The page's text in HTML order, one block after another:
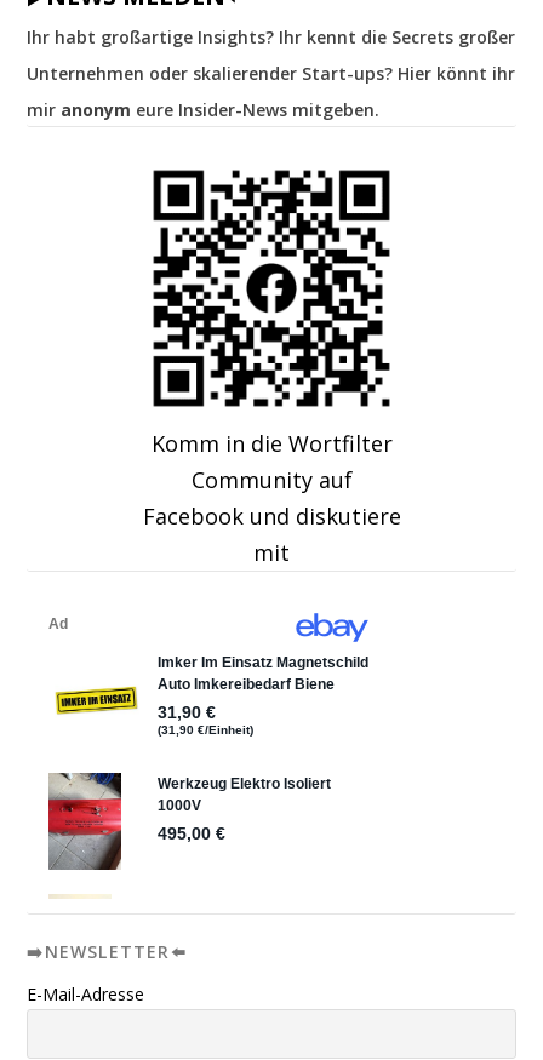
Ihr habt großartige Insights? Ihr kennt die Secrets großer
Unternehmen oder skalierender Start-ups? Hier könnt ihr
mir anonym eure Insider-News mitgeben.
Komm in die Wortfilter
Community auf
Facebook und diskutiere
mit
➡️NEWSLETTER⬅️
E-Mail-Adresse